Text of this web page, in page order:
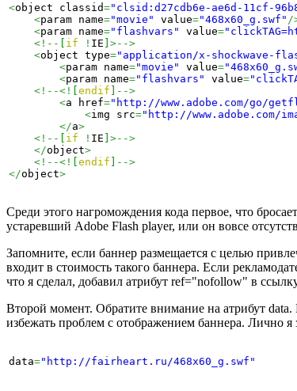
<object classid="clsid:d27cdb6e-ae6d-11cf-
<param name="movie" value="468x60_g.swf" /
<param name="flashvars" value=
<!--
if ! IE >-->
<object type="application/x-shockwave-
<param name="movie" value=
<param name="flashvars" value=
<!--<!
endif
-->
<a href="http://www.adobe.com/go/
<img src="http://www.adobe.com/
</a>
<!--
if ! IE >-->
</object>
<!--<!
endif
-->
</object>
Среди этого нагромождения кода первое, что
устаревший Adobe Flash player, или он вовсе
Запомните, если баннер размещается с целью
входит в стоимость такого баннера. Если
что я сделал, добавил атрибут ref="nofollow" в
Второй момент. Обратите внимание на атрибут
избежать проблем с отображением баннера. Лично
data="http://fairheart.ru/468x60_g.swf"